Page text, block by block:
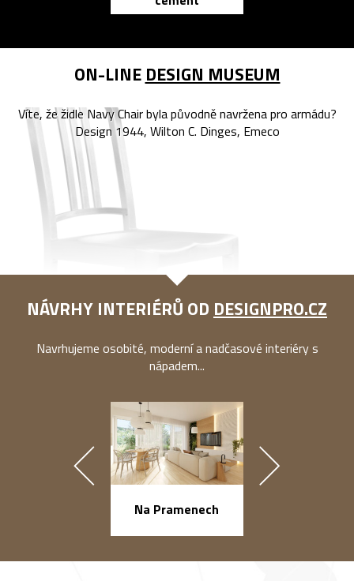
ON-LINE DESIGN MUSEUM
Víte, že židle Navy Chair byla původně navržena pro armádu?
Design 1944, Wilton C. Dinges, Emeco
NÁVRHY INTERIÉRŮ OD DESIGNPRO.CZ
Navrhujeme osobité, moderní a nadčasové interiéry s
nápadem...
Na Pramenech